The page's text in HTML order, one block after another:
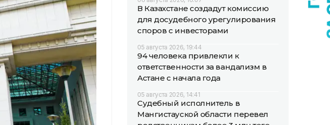
В Казахстане создадут комиссию
для досудебного урегулирования
споров с инвесторами
05 августа 2026, 19:44
94 человека привлекли к
ответственности за вандализм в
Астане с начала года
05 августа 2026, 14:41
Судебный исполнитель в
Мангистауской области перевел